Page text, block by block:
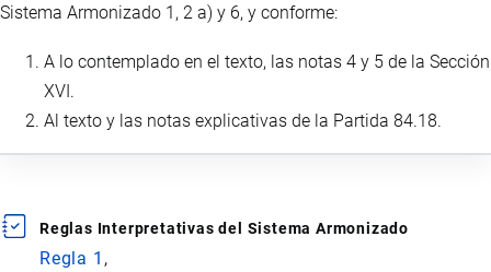
Sistema Armonizado 1, 2 a) y 6, y conforme:
A lo contemplado en el texto, las notas 4 y 5 de la Sección
XVI.
Al texto y las notas explicativas de la Partida 84.18.
Reglas Interpretativas del Sistema Armonizado
Regla 1